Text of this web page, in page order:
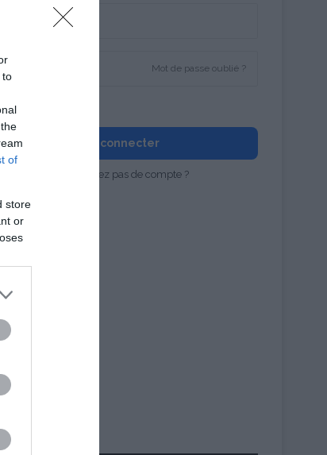
to
of
store
or
Mot de passe oublié ?
souvenir de moi
Se connecter
Vous n'avez pas de compte ?